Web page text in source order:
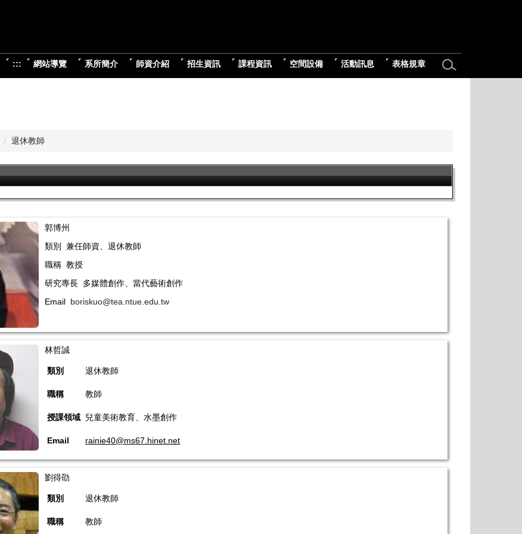
::: 網站導覽 系所簡介 師資介紹 招生資訊 課程資訊 空間設備 活動訊息 表格規章
退休教師
郭博州
類別 兼任師資、退休教師
職稱 教授
研究專長 多媒體創作、當代藝術創作
Email boriskuo@tea.ntue.edu.tw
林哲誠
類別 退休教師
職稱 教師
授課領域 兒童美術教育、水墨創作
Email rainie40@ms67.hinet.net
劉得劭
類別 退休教師
職稱 教師